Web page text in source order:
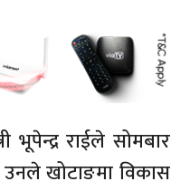
भूपेन्द्र राईले सोमबार
खोटाङमा विकास